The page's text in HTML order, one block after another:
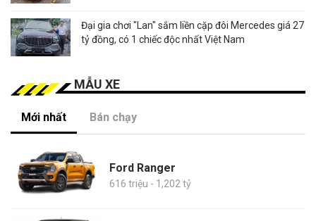
Đại gia chơi "Lan" sắm liền cặp đôi Mercedes giá 27
tỷ đồng, có 1 chiếc độc nhất Việt Nam
MẪU XE
Mới nhất Bán chạy
Ford Ranger
616 triệu - 1,202 tỷ